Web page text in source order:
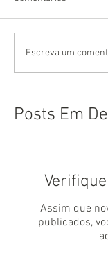
Escreva um
Posts Em
Assim que
publicados,